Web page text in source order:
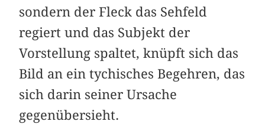
sondern der Fleck das Sehfeld
regiert und das Subjekt der
Vorstellung spaltet, knüpft sich das
Bild an ein tychisches Begehren, das
sich darin seiner Ursache
gegenübersieht.